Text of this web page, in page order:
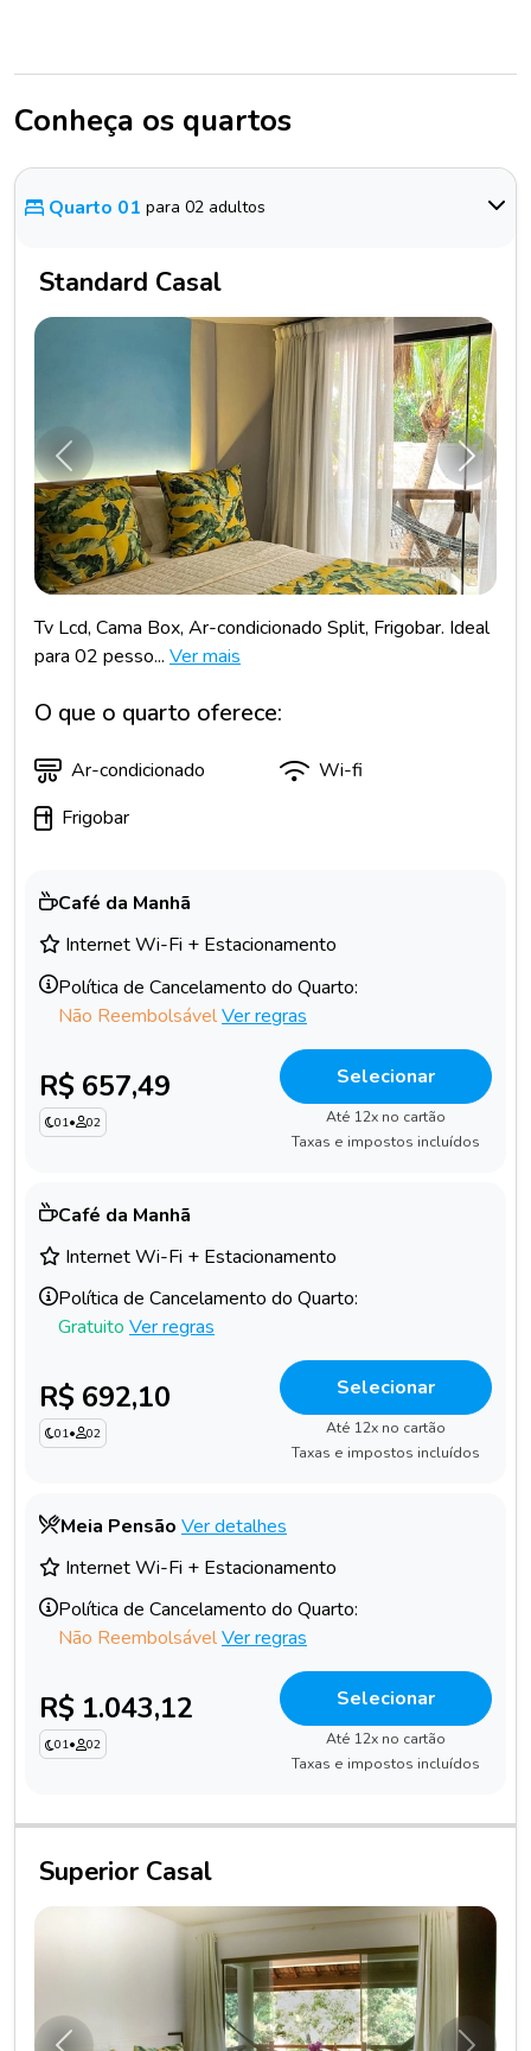
Conheça os quartos
Quarto 01 para 02 adultos
Standard Casal
Anterior
Tv Lcd, Cama Box, Ar-condicionado Split, Frigobar. Ideal
para 02 pesso... Ver mais
O que o quarto oferece:
Ar-condicionado
Wi-fi
Frigobar
Café da Manhã
Internet Wi-Fi + Estacionamento
Política de Cancelamento do Quarto:
Não ReembolsávelVer regras
R$ 657,49
01• 02
Selecionar
Até 12x no cartão
Taxas e impostos incluídos
Café da Manhã
Internet Wi-Fi + Estacionamento
Política de Cancelamento do Quarto:
Gratuito Ver regras
R$ 692,10
01• 02
Selecionar
Até 12x no cartão
Taxas e impostos incluídos
Meia Pensão Ver detalhes
Internet Wi-Fi + Estacionamento
Política de Cancelamento do Quarto:
Não ReembolsávelVer regras
R$ 1.043,12
01• 02
Selecionar
Até 12x no cartão
Taxas e impostos incluídos
Superior Casal